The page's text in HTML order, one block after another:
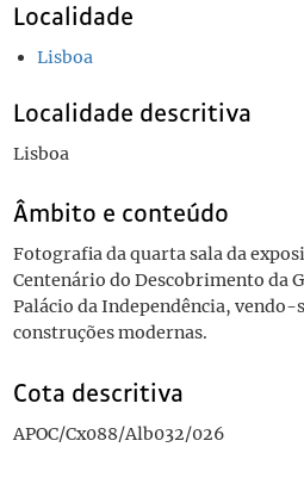
Localidade
Lisboa
Localidade descritiva
Lisboa
Âmbito e conteúdo
Fotografia da quarta sala da
Centenário do Descobrimento da
Palácio da Independência, vendo-
construções modernas.
Cota descritiva
APOC/Cx088/Alb032/026